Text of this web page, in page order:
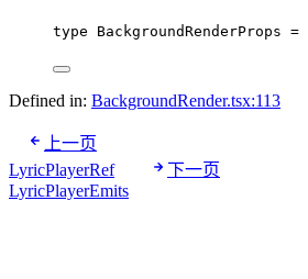
type BackgroundRenderProps =
Defined in: BackgroundRender.tsx:113
上一页
LyricPlayerRef
下一页
LyricPlayerEmits